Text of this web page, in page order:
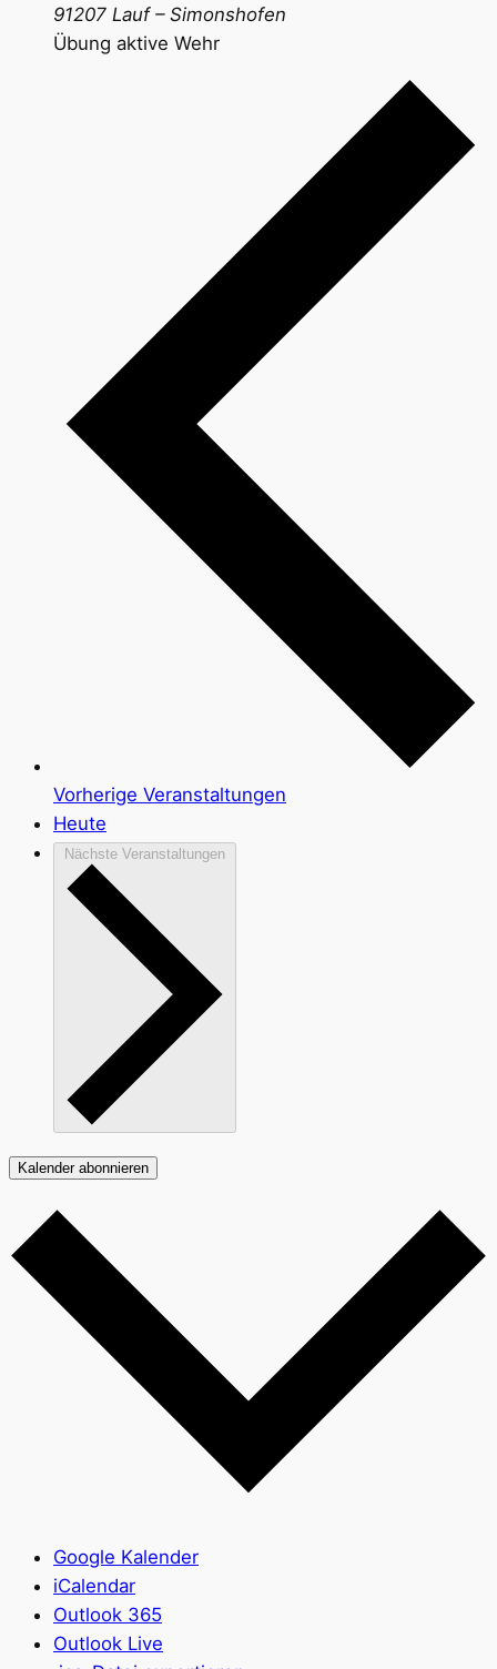
91207 Lauf – Simonshofen
Übung aktive Wehr
Vorherige Veranstaltungen
Heute
Nächste Veranstaltungen
Kalender abonnieren
Google Kalender
iCalendar
Outlook 365
Outlook Live